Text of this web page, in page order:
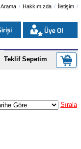
Arama Hakkımızda İletişim
Teklif Sepetim
Sırala